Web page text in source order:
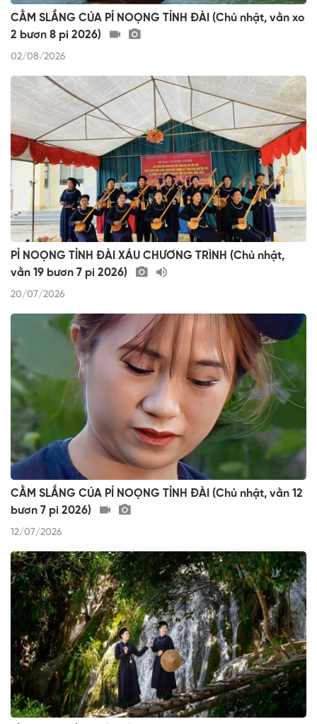
CẰM SLẮNG CÚA PỈ NOỌNG TỈNH ĐÀI (Chủ nhật, vằn xo
2 bươn 8 pi 2026)
02/08/2026
PỈ NOỌNG TỈNH ĐÀI XÁU CHƯƠNG TRÌNH (Chủ nhật,
vằn 19 bươn 7 pi 2026)
20/07/2026
CẰM SLẮNG CÚA PỈ NOỌNG TỈNH ĐÀI (Chủ nhật, vằn 12
bươn 7 pi 2026)
12/07/2026